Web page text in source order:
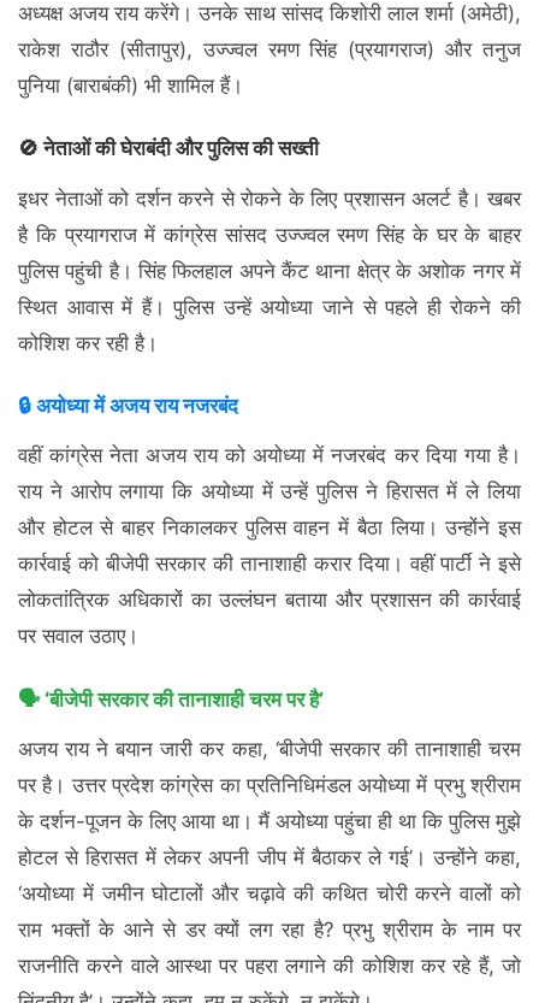
अध्यक्ष अजय राय करेंगे। उनके साथ सांसद किशोरी लाल शर्मा (अमेठी),
राकेश राठौर (सीतापुर), उज्ज्वल रमण सिंह (प्रयागराज) और तनुज
पुनिया (बाराबंकी) भी शामिल हैं।
🚫 नेताओं की घेराबंदी और पुलिस की सख्ती
इधर नेताओं को दर्शन करने से रोकने के लिए प्रशासन अलर्ट है। खबर
है कि प्रयागराज में कांग्रेस सांसद उज्ज्वल रमण सिंह के घर के बाहर
पुलिस पहुंची है। सिंह फिलहाल अपने कैंट थाना क्षेत्र के अशोक नगर में
स्थित आवास में हैं। पुलिस उन्हें अयोध्या जाने से पहले ही रोकने की
कोशिश कर रही है।
🔒 अयोध्या में अजय राय नजरबंद
वहीं कांग्रेस नेता अजय राय को अयोध्या में नजरबंद कर दिया गया है।
राय ने आरोप लगाया कि अयोध्या में उन्हें पुलिस ने हिरासत में ले लिया
और होटल से बाहर निकालकर पुलिस वाहन में बैठा लिया। उन्होंने इस
कार्रवाई को बीजेपी सरकार की तानाशाही करार दिया। वहीं पार्टी ने इसे
लोकतांत्रिक अधिकारों का उल्लंघन बताया और प्रशासन की कार्रवाई
पर सवाल उठाए।
🗣️ ‘बीजेपी सरकार की तानाशाही चरम पर है’
अजय राय ने बयान जारी कर कहा, ‘बीजेपी सरकार की तानाशाही चरम
पर है। उत्तर प्रदेश कांग्रेस का प्रतिनिधिमंडल अयोध्या में प्रभु श्रीराम
के दर्शन-पूजन के लिए आया था। मैं अयोध्या पहुंचा ही था कि पुलिस मुझे
होटल से हिरासत में लेकर अपनी जीप में बैठाकर ले गई’। उन्होंने कहा,
‘अयोध्या में जमीन घोटालों और चढ़ावे की कथित चोरी करने वालों को
राम भक्तों के आने से डर क्यों लग रहा है? प्रभु श्रीराम के नाम पर
राजनीति करने वाले आस्था पर पहरा लगाने की कोशिश कर रहे हैं, जो